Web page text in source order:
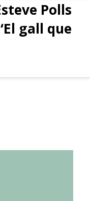
Polls
gall que